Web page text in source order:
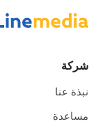
شركة
نبذة عنا
مساعدة